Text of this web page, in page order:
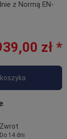
z Normą EN-
zł *
Zwrot
Do 14 dni